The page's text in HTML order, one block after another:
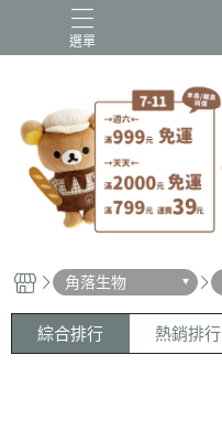
選單
史努比歐拉夫 吉伊卡哇
迪士尼-玩具總動員
角落生物
綜合排行 熱銷排行